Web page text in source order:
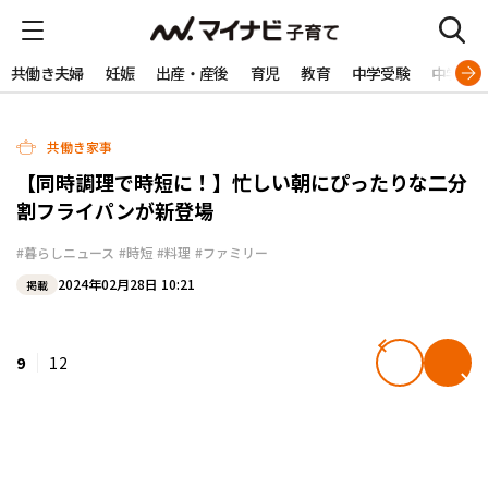
共働き夫婦 妊娠 出産・産後 育児 教育 中学受験 中学生
共働き家事
【同時調理で時短に！】忙しい朝にぴったりな二分
割フライパンが新登場
#暮らしニュース #時短 #料理 #ファミリー
掲載 2024年02月28日 10:21
9 12